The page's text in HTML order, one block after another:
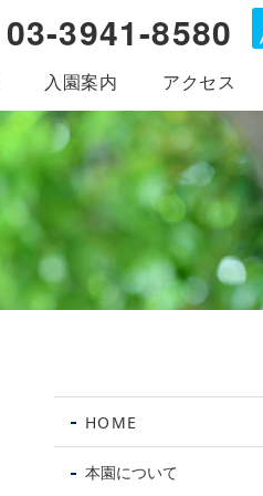
HOME
本園について
03-3941-8580
入園案内 アクセス